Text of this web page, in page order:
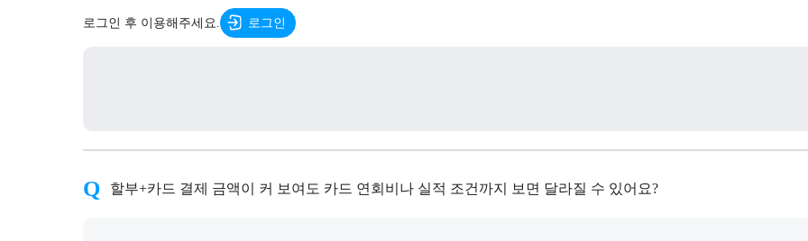
로그인 후 이용해주세요. 로그인
할부+카드 결제 금액이 커 보여도 카드 연회비나 실적 조건까지 보면 달라질 수 있어요?